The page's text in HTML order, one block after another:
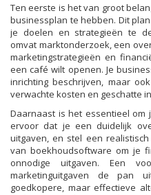
Ten eerste is het van groot
businessplan te hebben. Dit
je doelen en strategieën te
omvat marktonderzoek, een
marketingstrategieën en
een café wilt openen. Je
inrichting beschrijven, maar
verwachte kosten en geschatte
Daarnaast is het essentieel om
ervoor dat je een duidelijk
uitgaven, en stel een
van boekhoudsoftware om je
onnodige uitgaven. Een
marketinguitgaven de pan
goedkopere, maar effectieve